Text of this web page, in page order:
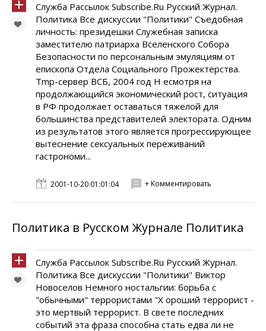
Служба Рассылок Subscribe.Ru Русский Журнал.
Политика Все дискуссии "Политики" Съедобная
личность: президешки Служебная записка
заместителю патриарха Вселенского Собора
Безопасности по персональным эмуляциям от
епископа Отдела Социального Прожектерства.
Tmp-сервер ВСБ, 2004 год Н есмотря на
продолжающийся экономический рост, ситуация
в РФ продолжает оставаться тяжелой для
большинства представителей электората. Одним
из результатов этого является прогрессирующее
вытеснение сексуальных переживаний
гастрономи...
2001-10-20 01:01:04 + Комментировать
Политика в Русском Журнале Политика
Служба Рассылок Subscribe.Ru Русский Журнал.
Политика Все дискуссии "Политики" Виктор
Новоселов Немного ностальгии: борьба с
"обычными" террористами "Х ороший террорист -
это мертвый террорист. В свете последних
событий эта фраза способна стать едва ли не